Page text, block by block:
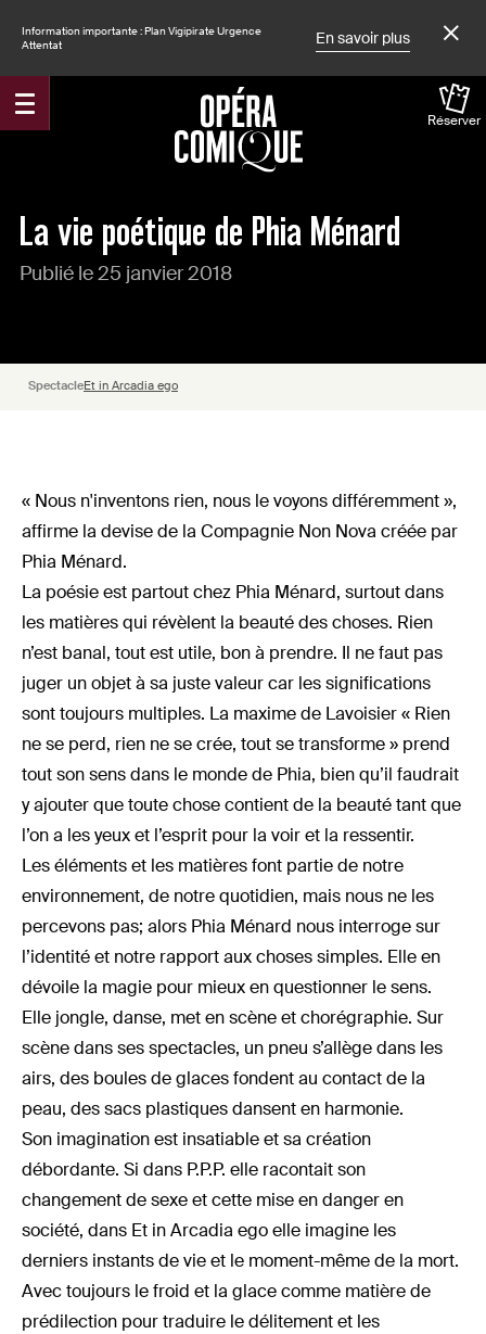
Information importante : Plan Vigipirate Urgence
Attentat
En savoir plus
Réserver
La vie poétique de Phia Ménard
Publié le 25 janvier 2018
SpectacleEt in Arcadia ego
« Nous n'inventons rien, nous le voyons différemment »,
affirme la devise de la Compagnie Non Nova créée par
Phia Ménard.
La poésie est partout chez Phia Ménard, surtout dans
les matières qui révèlent la beauté des choses. Rien
n’est banal, tout est utile, bon à prendre. Il ne faut pas
juger un objet à sa juste valeur car les significations
sont toujours multiples. La maxime de Lavoisier « Rien
ne se perd, rien ne se crée, tout se transforme » prend
tout son sens dans le monde de Phia, bien qu’il faudrait
y ajouter que toute chose contient de la beauté tant que
l’on a les yeux et l’esprit pour la voir et la ressentir.
Les éléments et les matières font partie de notre
environnement, de notre quotidien, mais nous ne les
percevons pas; alors Phia Ménard nous interroge sur
l’identité et notre rapport aux choses simples. Elle en
dévoile la magie pour mieux en questionner le sens.
Elle jongle, danse, met en scène et chorégraphie. Sur
scène dans ses spectacles, un pneu s’allège dans les
airs, des boules de glaces fondent au contact de la
peau, des sacs plastiques dansent en harmonie.
Son imagination est insatiable et sa création
débordante. Si dans P.P.P. elle racontait son
changement de sexe et cette mise en danger en
société, dans Et in Arcadia ego elle imagine les
derniers instants de vie et le moment-même de la mort.
Avec toujours le froid et la glace comme matière de
prédilection pour traduire le délitement et les